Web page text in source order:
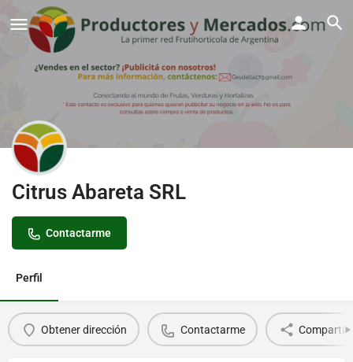
Citrus Abareta SRL
Contactarme
Perfil
Obtener dirección Contactarme Compartir